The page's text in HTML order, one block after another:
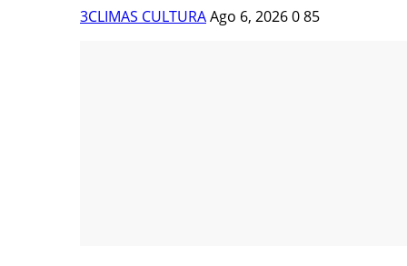
3CLIMAS CULTURAAgo 6, 2026085